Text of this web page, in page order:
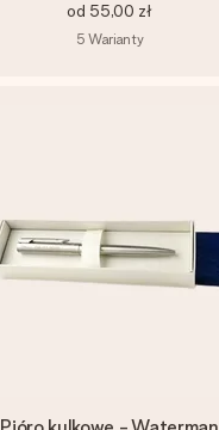
od 55,00 zł
5 Warianty